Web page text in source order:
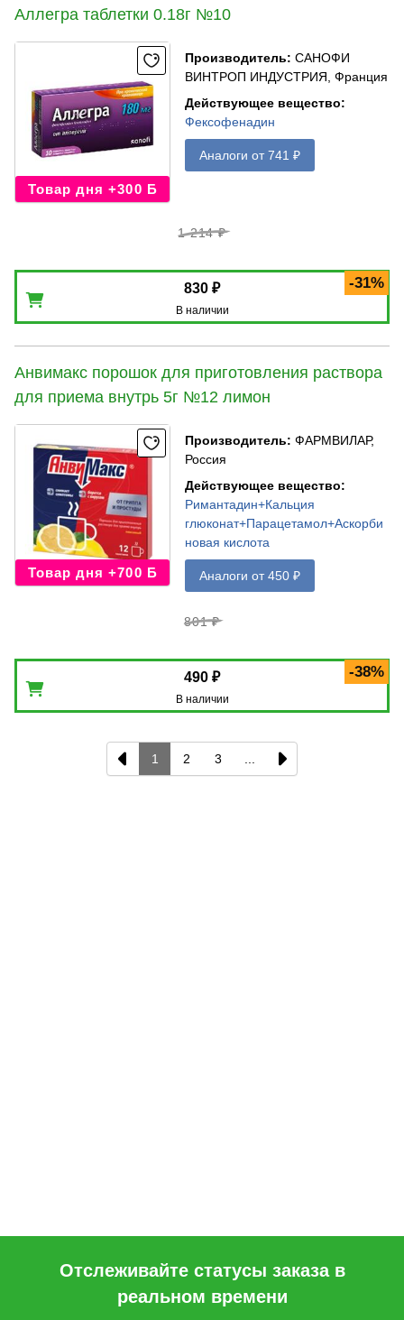
Аллегра таблетки 0.18г №10
Товар дня +300 Б
Производитель:САНОФИ
ВИНТРОП ИНДУСТРИЯ, Франция
Действующее вещество:
Фексофенадин
Аналоги от 741 ₽
1 214 ₽
-31%
830 ₽
В наличии
Анвимакс порошок для приготовления раствора
для приема внутрь 5г №12 лимон
Товар дня +700 Б
Производитель:ФАРМВИЛАР,
Россия
Действующее вещество:
Римантадин+Кальция
глюконат+Парацетамол+Аскорби
новая кислота
Аналоги от 450 ₽
801 ₽
-38%
490 ₽
В наличии
1 2 3 ...
Отслеживайте статусы заказа в
реальном времени